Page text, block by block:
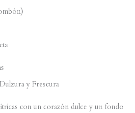
y Frescura
con un corazón dulce y un fondo